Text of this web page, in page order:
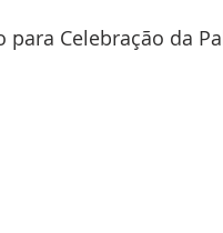
Celebração da